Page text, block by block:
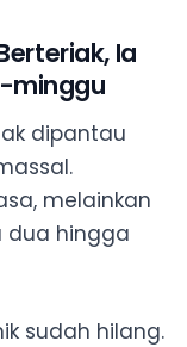
Ia
minggu
dipantau
melainkan
dua hingga
sudah hilang.